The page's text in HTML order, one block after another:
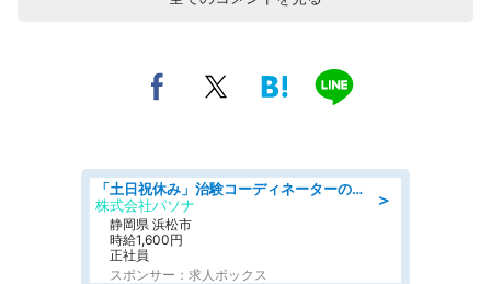
＞
「土日祝休み」治験コーディネーターのお仕事/未経験OK
株式会社パソナ
静岡県 浜松市
時給1,600円
正社員
スポンサー：求人ボックス